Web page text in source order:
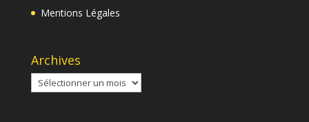
Mentions Légales
Archives
Archives